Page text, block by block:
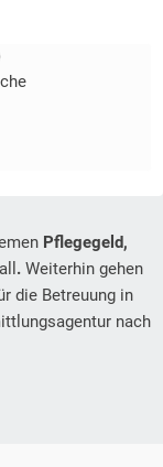
Pflegegeld,
. Weiterhin gehen
die Betreuung in
nach